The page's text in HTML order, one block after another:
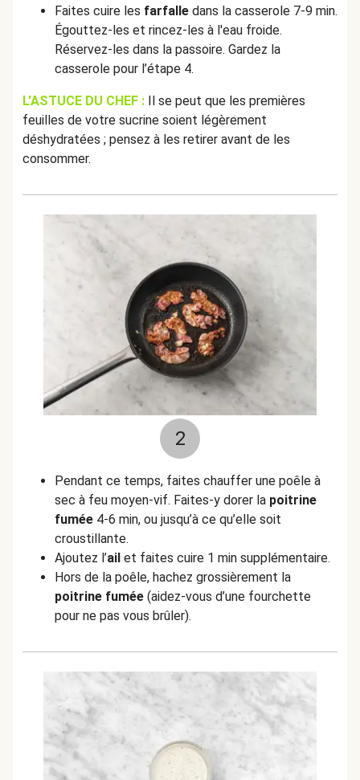
Faites cuire les farfalle dans la casserole 7-9 min.
Égouttez-les et rincez-les à l'eau froide.
Réservez-les dans la passoire. Gardez la
casserole pour l’étape 4.
L'ASTUCE DU CHEF : Il se peut que les premières
feuilles de votre sucrine soient légèrement
déshydratées ; pensez à les retirer avant de les
consommer.
2
Pendant ce temps, faites chauffer une poêle à
sec à feu moyen-vif. Faites-y dorer la poitrine
fumée 4-6 min, ou jusqu’à ce qu’elle soit
croustillante.
Ajoutez l’ail et faites cuire 1 min supplémentaire.
Hors de la poêle, hachez grossièrement la
poitrine fumée (aidez-vous d’une fourchette
pour ne pas vous brûler).